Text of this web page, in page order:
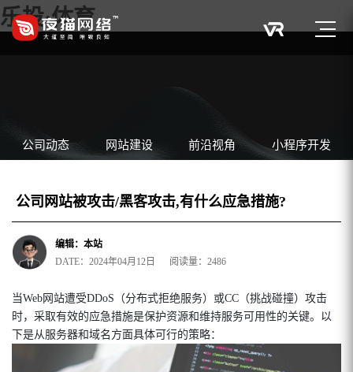
乐投·体育
公司动态 网站建设 前沿视角 小程序开发
公司网站被攻击/黑客攻击,有什么应急措施?
编辑：本站
DATE：2024年04月12日 阅读量：2486
当Web网站遭受DDoS（分布式拒绝服务）或CC（挑战碰撞）攻击
时，采取有效的应急措施是保护资源和维持服务可用性的关键。以
下是从服务器和域名方面具体可行的策略：